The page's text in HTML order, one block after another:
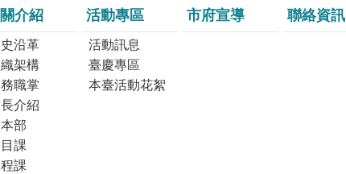
介紹
沿革
架構
職掌
介紹
部
課
課
活動專區
活動訊息
臺慶專區
本臺活動花絮
市府宣導 聯絡資訊